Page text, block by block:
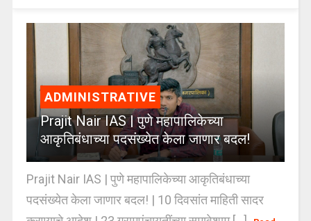
ADMINISTRATIVE
Prajit Nair IAS | पुणे महापालिकेच्या
आकृतिबंधाच्या पदसंख्येत केला जाणार बदल!
Prajit Nair IAS | पुणे महापालिकेच्या आकृतिबंधाच्या
पदसंख्येत केला जाणार बदल! | 10 दिवसांत माहिती सादर